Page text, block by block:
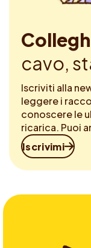
cavo,
Iscriviti alla
leggere i
conoscere le
ricarica. Puoi
Iscrivimi